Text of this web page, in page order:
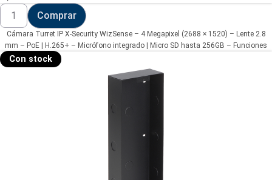
Cámara
Turret
IP
X-
Security
WizSense
-
Comprar
Cámara Turret IP X-Security WizSense – 4 Megapixel (2688 × 1520) – Lente 2.8
mm – PoE | H.265+ – Micrófono integrado | Micro SD hasta 256GB – Funciones
Con stock